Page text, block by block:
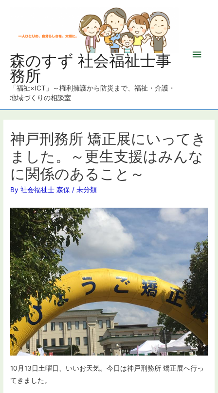
森のすず 社会福祉士事
務所
「福祉×ICT」～権利擁護から防災まで、福祉・介護・
地域づくりの相談室
メ
ニ
ュ
神戸刑務所 矯正展にいってき
ました。～更生支援はみんな
に関係のあること～
By社会福祉士 森保 /未分類
10月13日土曜日、いいお天気。今日は神戸刑務所 矯正展へ行っ
てきました。